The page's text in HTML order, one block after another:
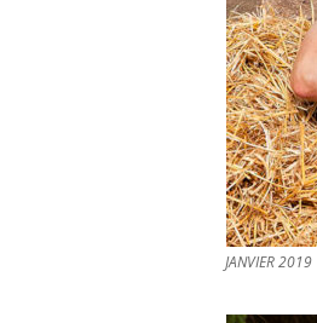
JANVIER 2019